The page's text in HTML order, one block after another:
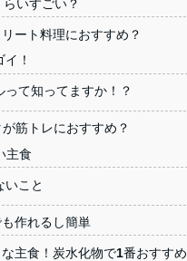
いすごい？
ート料理におすすめ？
！
って知ってますか！？
筋トレにおすすめ？
主食
いこと
も作れるし簡単
主食！炭水化物で1番おすすめ